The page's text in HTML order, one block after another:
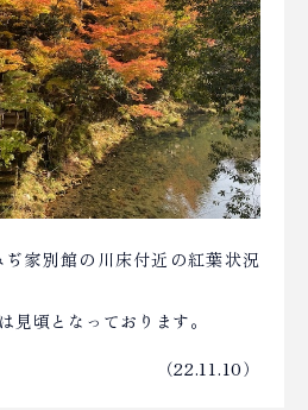
家別館の川床付近の紅葉状況
見頃となっております。
（22.11.10）